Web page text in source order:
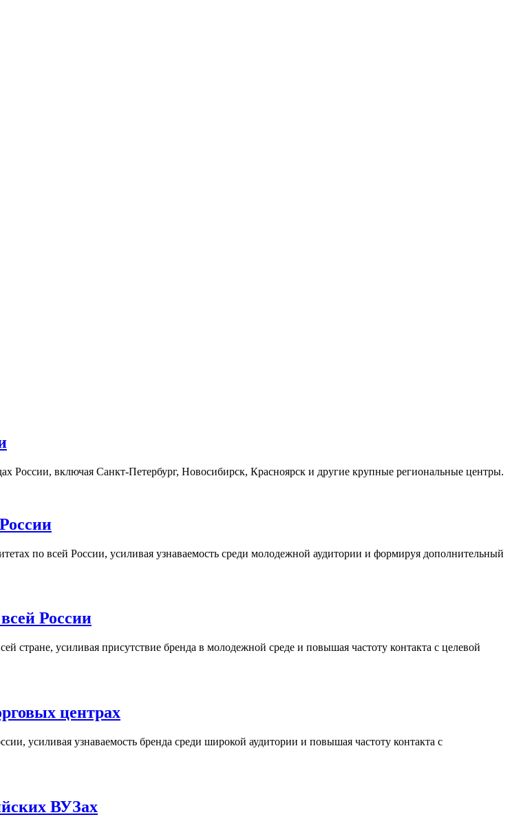
России, включая Санкт-Петербург, Новосибирск, Красноярск и другие крупные региональные центры.
по всей России, усиливая узнаваемость среди молодежной аудитории и формируя дополнительный
России
стране, усиливая присутствие бренда в молодежной среде и повышая частоту контакта с целевой
центрах
усиливая узнаваемость бренда среди широкой аудитории и повышая частоту контакта с
ВУЗах